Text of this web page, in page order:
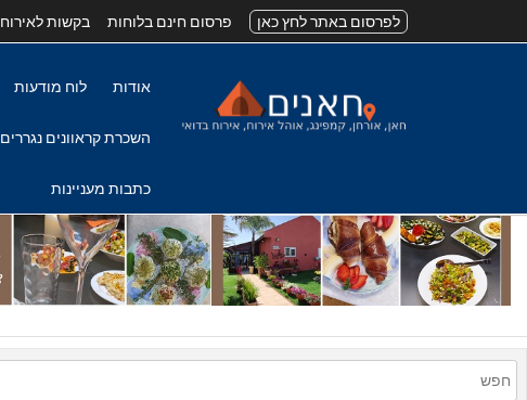
לפרסום באתר לחץ כאן פרסום חינם בלוחות בקשות לאירוח
אודות לוח מודעות
השכרת קראוונים נגררים
כתבות מעניינות